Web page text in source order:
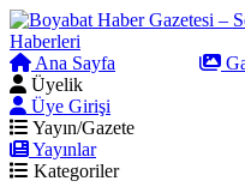
Ana Sayfa
Üyelik
Üye Girişi
Yayın/Gazete
Yayınlar
Kategoriler